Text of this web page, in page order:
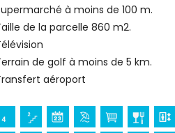
Discothèque (à moins de 1000
et culture à Moraira, Costa
Église (Iglesia Nuestra Señora
(Sculpture "L'Homme regardant
et lieu historique (Centre
Musée (Écomusée Cemroqt
à moins de 100 m.
de la parcelle 860 m2.
de golf à moins de 5 km.
aéroport